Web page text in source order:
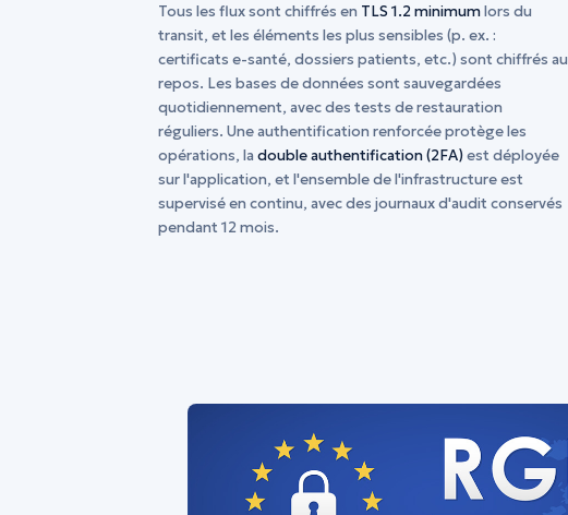
Tous les flux sont chiffrés en TLS 1.2 minimumlors du
transit, et les éléments les plus sensibles (p. ex. :
certificats e-santé, dossiers patients, etc.) sont chiffrés au
repos. Les bases de données sont sauvegardées
quotidiennement, avec des tests de restauration
réguliers. Une authentification renforcée protège les
opérations, ladouble authentification (2FA)est déployée
sur l'application, et l'ensemble de l'infrastructure est
supervisé en continu, avec des journaux d'audit conservés
pendant 12 mois.